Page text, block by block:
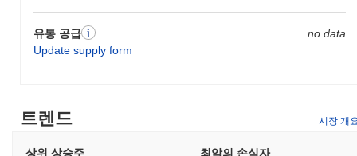
유통 공급
Update supply form
no data
트렌드 시장 개
상위 상승주 최악의 손실자